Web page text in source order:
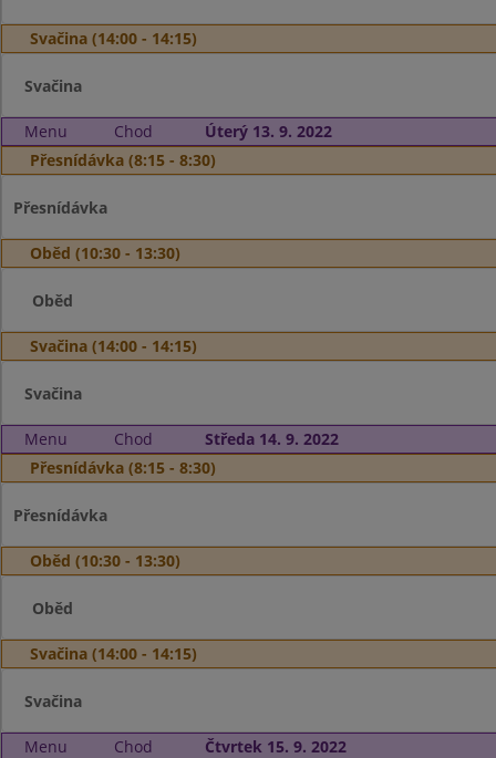
Svačina (14:00 - 14:15)
Svačina
Menu Chod
Úterý 13. 9. 2022
Přesnídávka (8:15 - 8:30)
Přesnídávka
Oběd (10:30 - 13:30)
Oběd
Svačina (14:00 - 14:15)
Svačina
Menu Chod
Středa 14. 9. 2022
Přesnídávka (8:15 - 8:30)
Přesnídávka
Oběd (10:30 - 13:30)
Oběd
Svačina (14:00 - 14:15)
Svačina
Menu Chod
Čtvrtek 15. 9. 2022